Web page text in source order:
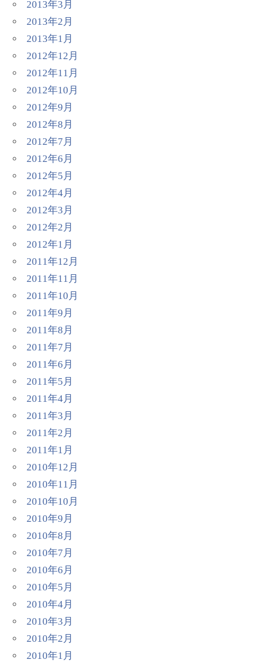
2013年3月
2013年2月
2013年1月
2012年12月
2012年11月
2012年10月
2012年9月
2012年8月
2012年7月
2012年6月
2012年5月
2012年4月
2012年3月
2012年2月
2012年1月
2011年12月
2011年11月
2011年10月
2011年9月
2011年8月
2011年7月
2011年6月
2011年5月
2011年4月
2011年3月
2011年2月
2011年1月
2010年12月
2010年11月
2010年10月
2010年9月
2010年8月
2010年7月
2010年6月
2010年5月
2010年4月
2010年3月
2010年2月
2010年1月